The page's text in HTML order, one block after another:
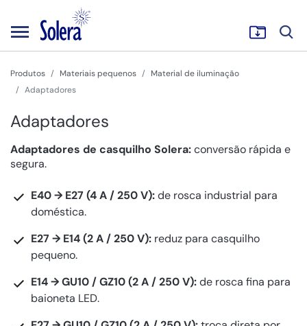
Produtos Materiais pequenos
Material de iluminação
Adaptadores
Adaptadores
Adaptadores de casquilho Solera:conversão rápida e
segura.
E40 → E27 (4 A / 250 V):de rosca industrial para
doméstica.
E27 → E14 (2 A / 250 V): reduz para casquilho
pequeno.
E14 → GU10 / GZ10 (2 A / 250 V):de rosca fina para
baioneta LED.